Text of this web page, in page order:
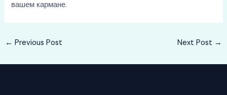
вашем кармане.
Post
← Previous Post Next Post →